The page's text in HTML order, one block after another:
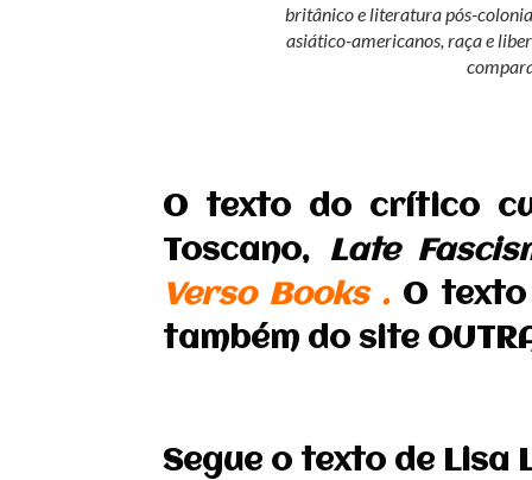
britânico e literatura pós-
asiático-americanos, raça e
O texto do crítico
Toscano, Late
Verso Books .O texto
também do site
Segue o texto de Lisa